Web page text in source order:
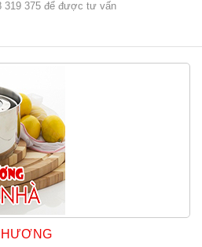
319 375 để được tư vấn